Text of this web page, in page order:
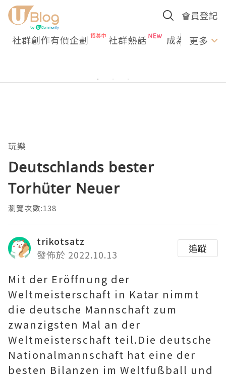
會員登記
社群創作有價企劃 社群熱話 成為U更多
玩樂
Deutschlands bester
Torhüter Neuer
瀏覽次數:138
trikotsatz
發佈於 2022.10.13
追蹤
Mit der Eröffnung der
Weltmeisterschaft in Katar nimmt
die deutsche Mannschaft zum
zwanzigsten Mal an der
Weltmeisterschaft teil.Die deutsche
Nationalmannschaft hat eine der
besten Bilanzen im Weltfußball und